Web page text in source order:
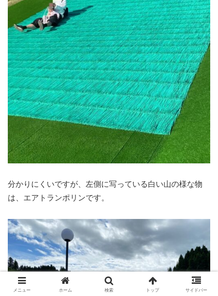
分かりにくいですが、左側に写っている白い山の様な物
は、エアトランポリンです。
メニュー ホーム 検索 トップ サイドバー